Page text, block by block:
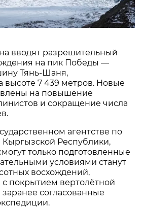
вводят разрешительный
на пик Победы —
Тянь-Шаня,
высоте 7 439 метров. Новые
на повышение
и сокращение числа
агентстве по
Республики,
только подготовленные
условиями станут
восхождений,
с покрытием вертолётной
заранее согласованные